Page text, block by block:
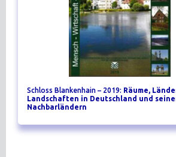
Schloss Blankenhain – 2019: Räume,
Landschaften in Deutschland und
Nachbarländern